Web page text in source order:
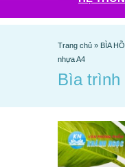
Trang chủ » BÌA
nhựa A4
Bìa